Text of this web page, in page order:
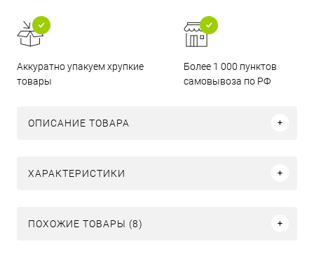
Аккуратно упакуем хрупкие
товары
Более 1 000 пунктов
самовывоза по РФ
ОПИСАНИЕ ТОВАРА
ХАРАКТЕРИСТИКИ
ПОХОЖИЕ ТОВАРЫ (8)